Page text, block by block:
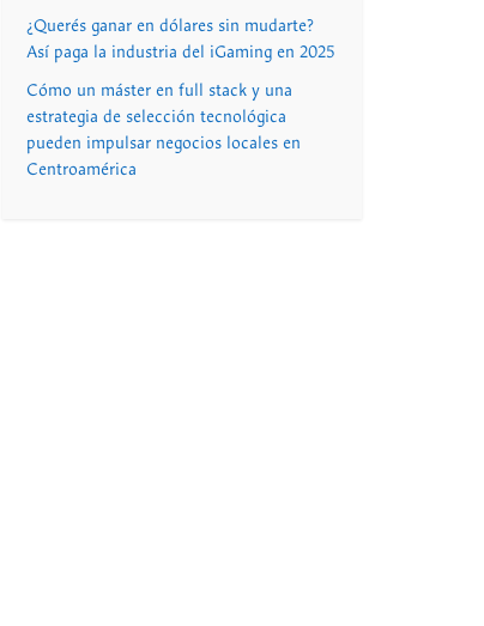
¿Querés ganar en dólares sin mudarte?
Así paga la industria del iGaming en 2025
Cómo un máster en full stack y una
estrategia de selección tecnológica
pueden impulsar negocios locales en
Centroamérica